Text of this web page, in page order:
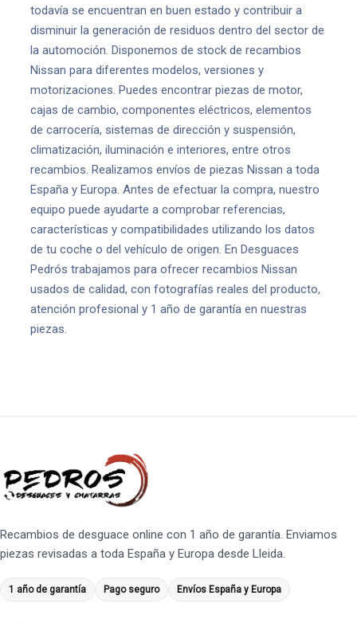
todavía se encuentran en buen estado y contribuir a
disminuir la generación de residuos dentro del sector de
la automoción. Disponemos de stock de recambios
Nissan para diferentes modelos, versiones y
motorizaciones. Puedes encontrar piezas de motor,
cajas de cambio, componentes eléctricos, elementos
de carrocería, sistemas de dirección y suspensión,
climatización, iluminación e interiores, entre otros
recambios. Realizamos envíos de piezas Nissan a toda
España y Europa. Antes de efectuar la compra, nuestro
equipo puede ayudarte a comprobar referencias,
características y compatibilidades utilizando los datos
de tu coche o del vehículo de origen. En Desguaces
Pedrós trabajamos para ofrecer recambios Nissan
usados de calidad, con fotografías reales del producto,
atención profesional y 1 año de garantía en nuestras
piezas.
Recambios de desguace online con 1 año de garantía. Enviamos
piezas revisadas a toda España y Europa desde Lleida.
1 año de garantía Pago seguro Envíos España y Europa